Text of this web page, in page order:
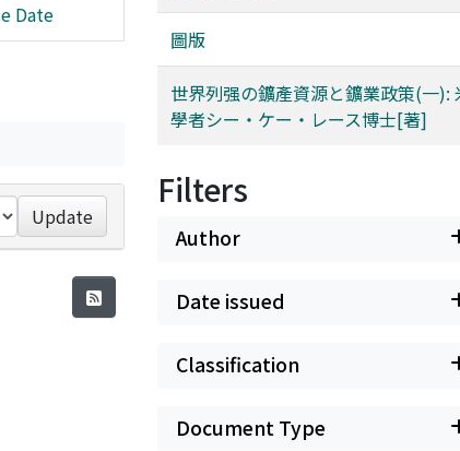
Date
Update
圖版
世界列强の鑛產資源と鑛業政策(一):
學者シー・ケー・レース博士[著]
Filters
Author
Date issued
Classification
Document Type